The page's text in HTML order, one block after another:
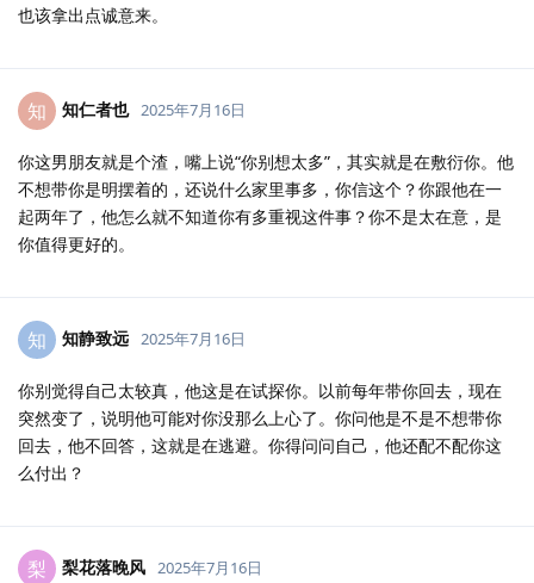
也该拿出点诚意来。
知 知仁者也 2025年7月16日
你这男朋友就是个渣，嘴上说“你别想太多”，其实就是在敷衍你。他
不想带你是明摆着的，还说什么家里事多，你信这个？你跟他在一
起两年了，他怎么就不知道你有多重视这件事？你不是太在意，是
你值得更好的。
知 知静致远 2025年7月16日
你别觉得自己太较真，他这是在试探你。以前每年带你回去，现在
突然变了，说明他可能对你没那么上心了。你问他是不是不想带你
回去，他不回答，这就是在逃避。你得问问自己，他还配不配你这
么付出？
梨 梨花落晚风 2025年7月16日